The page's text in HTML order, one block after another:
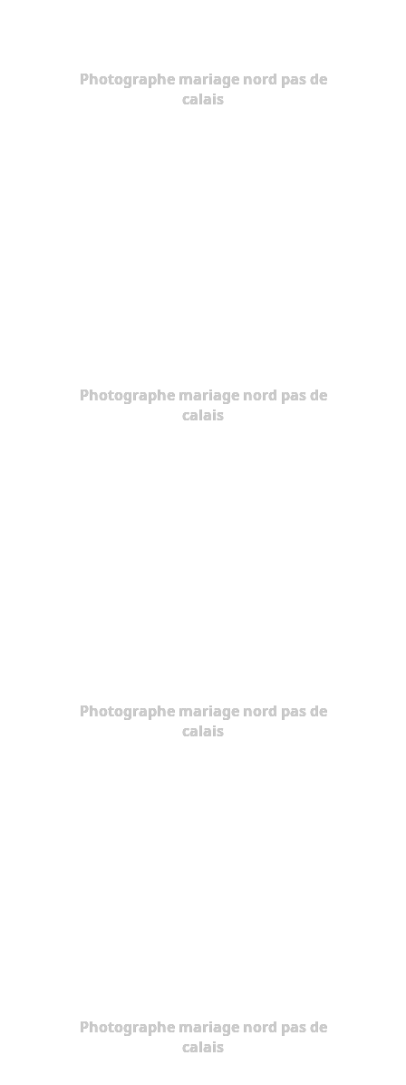
Photographe mariage nord pas de
calais
Photographe mariage nord pas de
calais
Photographe mariage nord pas de
calais
Photographe mariage nord pas de
calais